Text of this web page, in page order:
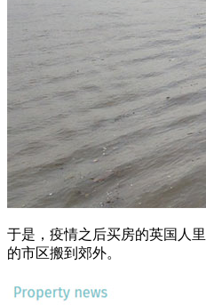
于是，疫情之后买房的英国人
的市区搬到郊外。